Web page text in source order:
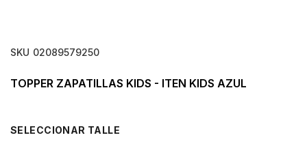
SKU 02089579250
TOPPER ZAPATILLAS KIDS - ITEN KIDS AZUL
TALLE